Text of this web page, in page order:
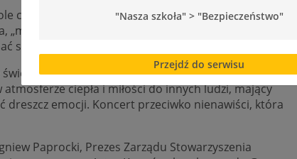
czuć było miłość. Nie mogło być inaczej ☺
„miłosna” fotobudka, poczta walentynkowa. Wiele
sobie miłość, sympatię, przyjaźń.
był największym wydarzeniem
ciepła i miłości do innych ludzi, mający
dreszcz emocji. Koncert przeciwko nienawiści, która
Paprocki, Prezes Zarządu Stowarzyszenia
"Nasza szkoła" > "Bezpieczeństwo"
Przejdź do serwisu